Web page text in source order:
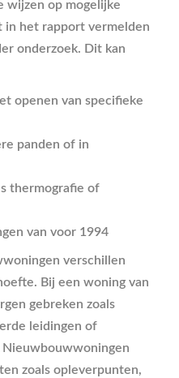
wijzen op mogelijke
in het rapport vermelden
onderzoek. Dit kan
openen van specifieke
panden of in
thermografie of
van voor 1994
verschillen
Bij een woning van
gebreken zoals
leidingen of
zoals opleverpunten,